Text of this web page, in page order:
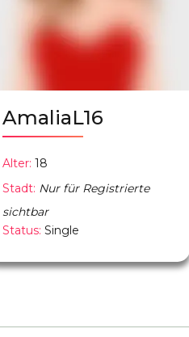
AmaliaL16
Alter: 18
Stadt: Nur für Registrierte
sichtbar
Status: Single